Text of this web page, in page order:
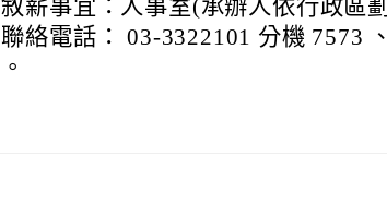
敘薪事宜：人事室(承辦人依行政區
聯絡電話： 03-3322101 分機 7573
。